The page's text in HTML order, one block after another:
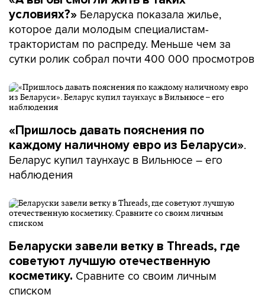
условиях?» Беларуска показала жилье,
которое дали молодым специалистам-
трактористам по распреду. Меньше чем за
сутки ролик собрал почти 400 000 просмотров
«Пришлось давать пояснения по
каждому наличному евро из Беларуси».
Беларус купил таунхаус в Вильнюсе – его
наблюдения
Беларуски завели ветку в Threads, где
советуют лучшую отечественную
косметику. Сравните со своим личным
списком